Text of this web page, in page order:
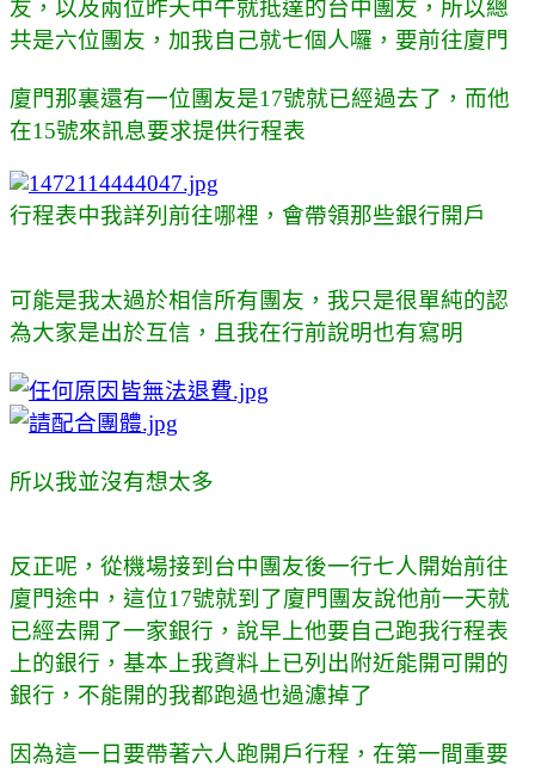
友，以及兩位昨天中午就抵達的台中團友，所以總
共是六位團友，加我自己就七個人囉，要前往廈門
廈門那裏還有一位團友是17號就已經過去了，而他
在15號來訊息要求提供行程表
行程表中我詳列前往哪裡，會帶領那些銀行開戶
可能是我太過於相信所有團友，我只是很單純的認
為大家是出於互信，且我在行前說明也有寫明
所以我並沒有想太多
反正呢，從機場接到台中團友後一行七人開始前往
廈門途中，這位17號就到了廈門團友說他前一天就
已經去開了一家銀行，說早上他要自己跑我行程表
上的銀行，基本上我資料上已列出附近能開可開的
銀行，不能開的我都跑過也過濾掉了
因為這一日要帶著六人跑開戶行程，在第一間重要